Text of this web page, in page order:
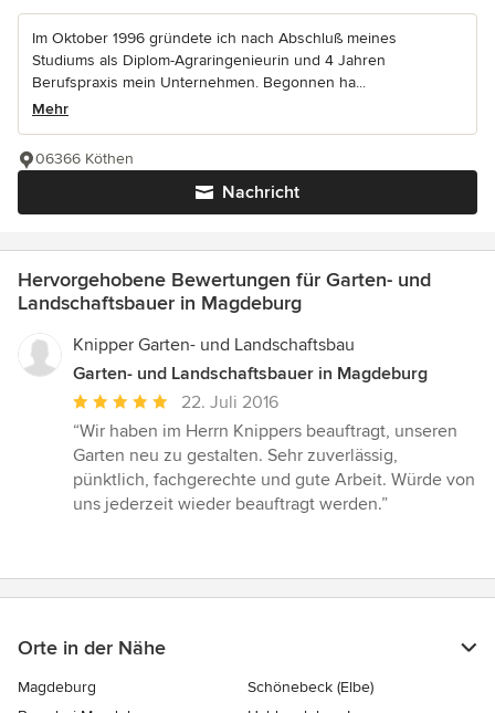
Im Oktober 1996 gründete ich nach Abschluß meines
Studiums als Diplom-Agraringenieurin und 4 Jahren
Berufspraxis mein Unternehmen. Begonnen ha...
Mehr
Nachricht
06366 Köthen
Hervorgehobene Bewertungen für Garten- und
Landschaftsbauer in Magdeburg
Knipper Garten- und Landschaftsbau
Garten- und Landschaftsbauer in Magdeburg
Durchschnittliche
Bewertung:
5
von
5
22. Juli 2016
“Wir haben im Herrn Knippers beauftragt, unseren
Garten neu zu gestalten. Sehr zuverlässig,
pünktlich, fachgerechte und gute Arbeit. Würde von
uns jederzeit wieder beauftragt werden.”
Orte in der Nähe
Magdeburg
Schönebeck (Elbe)